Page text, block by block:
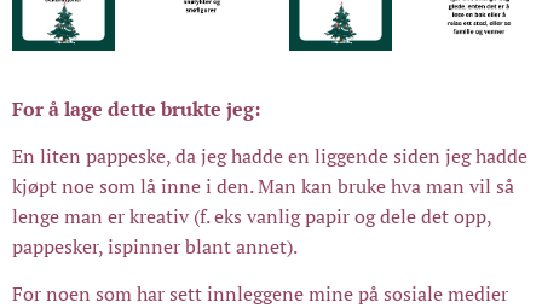
For å lage dette brukte jeg:
En liten pappeske, da jeg hadde en liggende siden jeg hadde
kjøpt noe som lå inne i den. Man kan bruke hva man vil så
lenge man er kreativ (f. eks vanlig papir og dele det opp,
pappesker, ispinner blant annet).
For noen som har sett innleggene mine på sosiale medier